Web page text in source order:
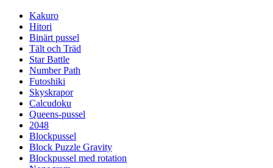
Kakuro
Hitori
Binärt pussel
Tält och Träd
Star Battle
Number Path
Futoshiki
Skyskrapor
Calcudoku
Queens-pussel
2048
Blockpussel
Block Puzzle Gravity
Blockpussel med rotation